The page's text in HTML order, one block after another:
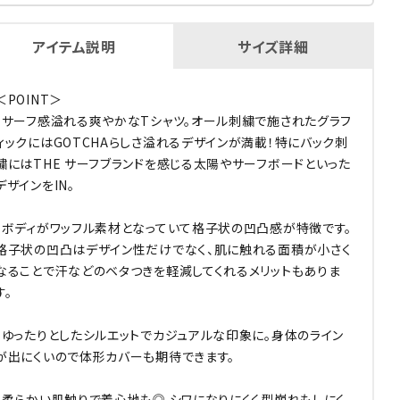
アイテム説明 サイズ詳細
POINT＞
サーフ感溢れる爽やかなTシャツ。オール刺繍で施されたグラフ
ックにはGOTCHAらしさ溢れるデザインが満載！特にバック刺
にはTHE サーフブランドを感じる太陽やサーフボードといった
ザインをIN。
ボディがワッフル素材となっていて格子状の凹凸感が特徴です。
子状の凹凸はデザイン性だけでなく、肌に触れる面積が小さく
ることで汗などのベタつきを軽減してくれるメリットもありま
ゆったりとしたシルエットでカジュアルな印象に。身体のライン
出にくいので体形カバーも期待できます。